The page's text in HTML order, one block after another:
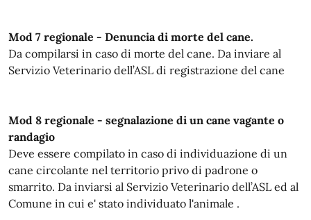
Mod 7 regionale - Denuncia di morte del cane.
Da compilarsi in caso di morte del cane. Da inviare al
Servizio Veterinario dell’ASL di registrazione del cane
Mod 8 regionale - segnalazione di un cane vagante o
randagio
Deve essere compilato in caso di individuazione di un
cane circolante nel territorio privo di padrone o
smarrito. Da inviarsi al Servizio Veterinario dell’ASL ed al
Comune in cui e' stato individuato l'animale .